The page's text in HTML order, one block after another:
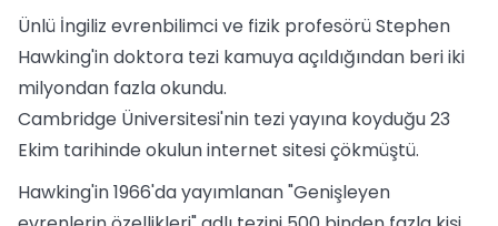
Ünlü İngiliz evrenbilimci ve fizik profesörü Stephen
Hawking'in doktora tezi kamuya açıldığından beri iki
milyondan fazla okundu.
Cambridge Üniversitesi'nin tezi yayına koyduğu 23
Ekim tarihinde okulun internet sitesi çökmüştü.
Hawking'in 1966'da yayımlanan "Genişleyen